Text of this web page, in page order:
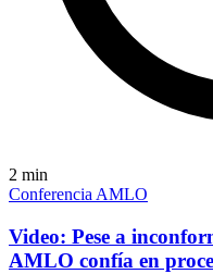
2 min
Conferencia AMLO
Video: Pese a
AMLO confía en